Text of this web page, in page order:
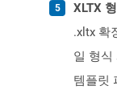
XLTX
.xltx 확
일 형식
템플릿